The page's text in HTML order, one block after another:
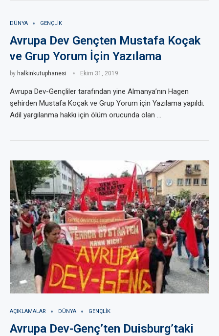
DÜNYA GENÇLIK
Avrupa Dev Gençten Mustafa Koçak
ve Grup Yorum İçin Yazılama
by halkinkutuphanesi Ekim 31, 2019
Avrupa Dev-Gençliler tarafından yine Almanya’nın Hagen
şehirden Mustafa Koçak ve Grup Yorum için Yazılama yapıldı.
Adil yargılanma hakkı için ölüm orucunda olan …
AÇIKLAMALAR DÜNYA GENÇLIK
Avrupa Dev-Genç’ten Duisburg’taki